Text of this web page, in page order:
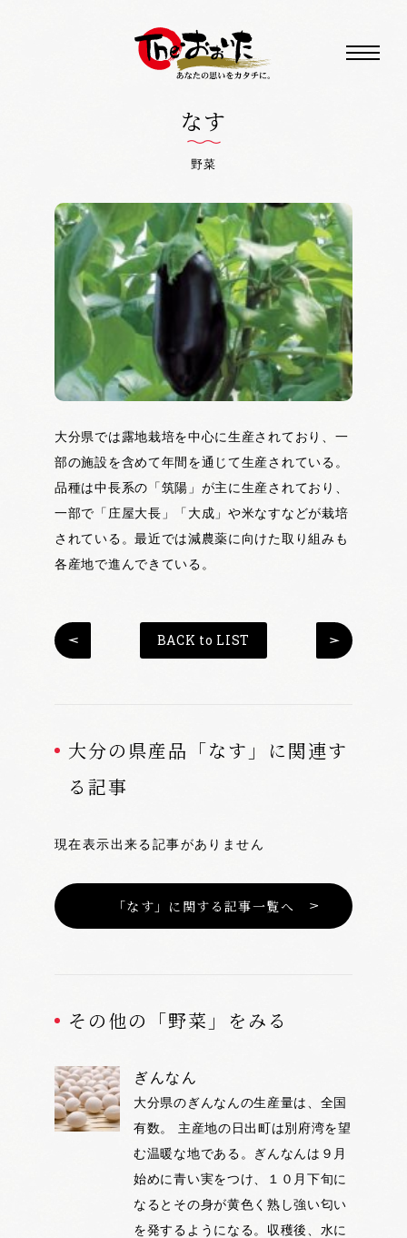
なす
野菜
大分県では露地栽培を中心に生産されており、一
部の施設を含めて年間を通じて生産されている。
品種は中長系の「筑陽」が主に生産されており、
一部で「庄屋大長」「大成」や米なすなどが栽培
されている。最近では減農薬に向けた取り組みも
各産地で進んできている。
BACK to LIST
大分の県産品「なす」に関連す
る記事
現在表示出来る記事がありません
「なす」に関する記事一覧へ
その他の「野菜」をみる
ぎんなん
大分県のぎんなんの生産量は、全国
有数。 主産地の日出町は別府湾を望
む温暖な地である。ぎんなんは９月
始めに青い実をつけ、１０月下旬に
なるとその身が黄色く熟し強い匂い
を発するようになる。収穫後、水に